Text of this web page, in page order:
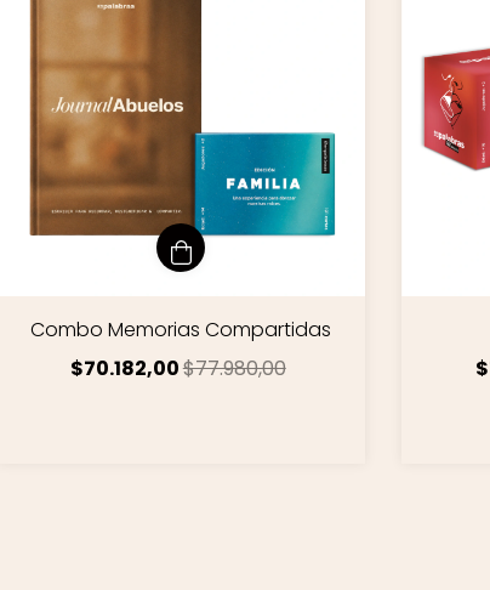
Combo Memorias Compartidas
$70.182,00$77.980,00